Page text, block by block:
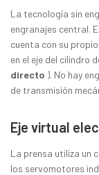
La tecnología sin
engranajes central.
cuenta con su
en el eje del cilindro
directo ). No hay
de transmisión
Eje virtual
La prensa utiliza un
los servomotores